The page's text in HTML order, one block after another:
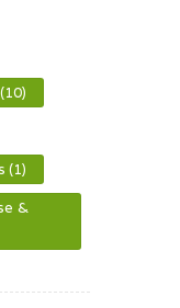
(10)
(1)
&